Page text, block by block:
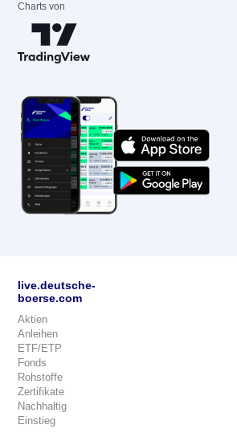
Charts von
live.deutsche-
boerse.com
Aktien
Anleihen
ETF/ETP
Fonds
Rohstoffe
Zertifikate
Nachhaltig
Einstieg